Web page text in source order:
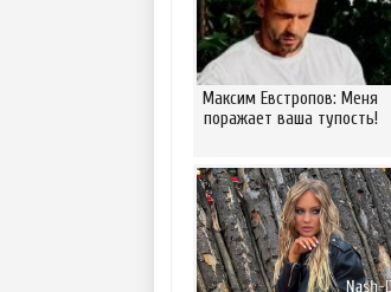
Максим Евстропов: Меня
поражает ваша тупость!